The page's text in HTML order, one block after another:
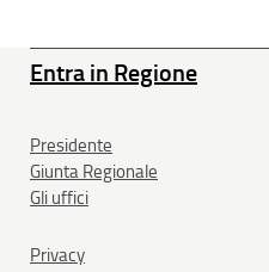
Entra in Regione
Presidente
Giunta Regionale
Gli uffici
Privacy